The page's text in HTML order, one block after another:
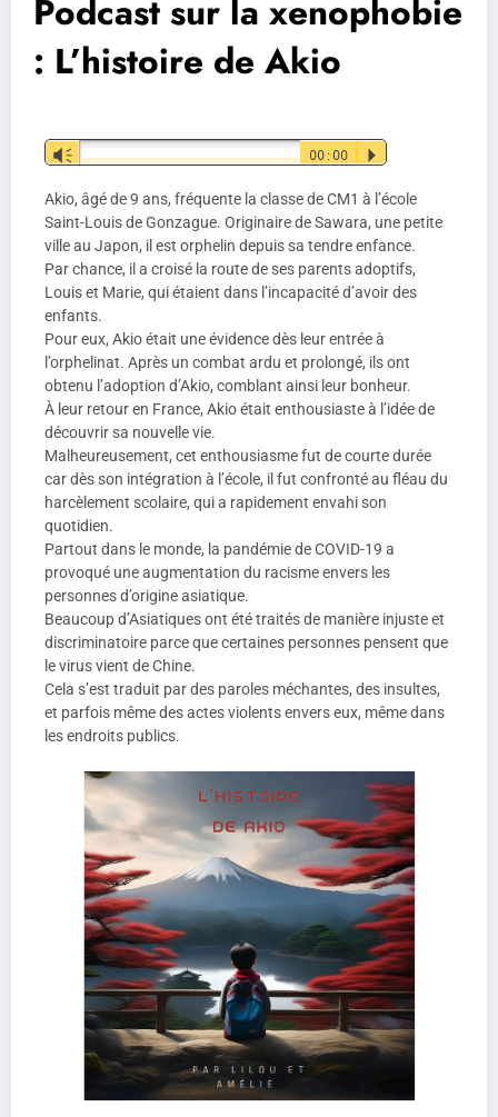
Podcast sur la xenophobie
: L’histoire de Akio
Lecteur
audio
Vm 00:00 P
Akio, âgé de 9 ans, fréquente la classe de CM1 à l’école
Saint-Louis de Gonzague. Originaire de Sawara, une petite
ville au Japon, il est orphelin depuis sa tendre enfance.
Par chance, il a croisé la route de ses parents adoptifs,
Louis et Marie, qui étaient dans l’incapacité d’avoir des
enfants.
Pour eux, Akio était une évidence dès leur entrée à
l’orphelinat. Après un combat ardu et prolongé, ils ont
obtenu l’adoption d’Akio, comblant ainsi leur bonheur.
À leur retour en France, Akio était enthousiaste à l’idée de
découvrir sa nouvelle vie.
Malheureusement, cet enthousiasme fut de courte durée
car dès son intégration à l’école, il fut confronté au fléau du
harcèlement scolaire, qui a rapidement envahi son
quotidien.
Partout dans le monde, la pandémie de COVID-19 a
provoqué une augmentation du racisme envers les
personnes d’origine asiatique.
Beaucoup d’Asiatiques ont été traités de manière injuste et
discriminatoire parce que certaines personnes pensent que
le virus vient de Chine.
Cela s’est traduit par des paroles méchantes, des insultes,
et parfois même des actes violents envers eux, même dans
les endroits publics.